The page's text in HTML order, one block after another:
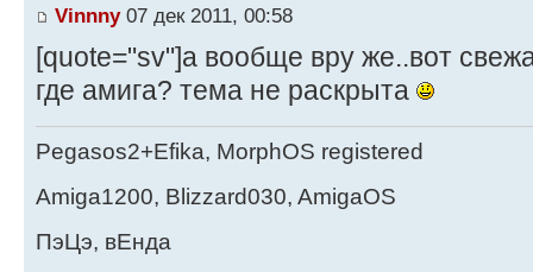
Vinnny07 дек 2011, 00:58
[quote="sv"]а вообще вру же..вот
где амига? тема не раскрыта
Pegasos2+Efika, MorphOS registered
Amiga1200, Blizzard030, AmigaOS
ПэЦэ, вЕнда